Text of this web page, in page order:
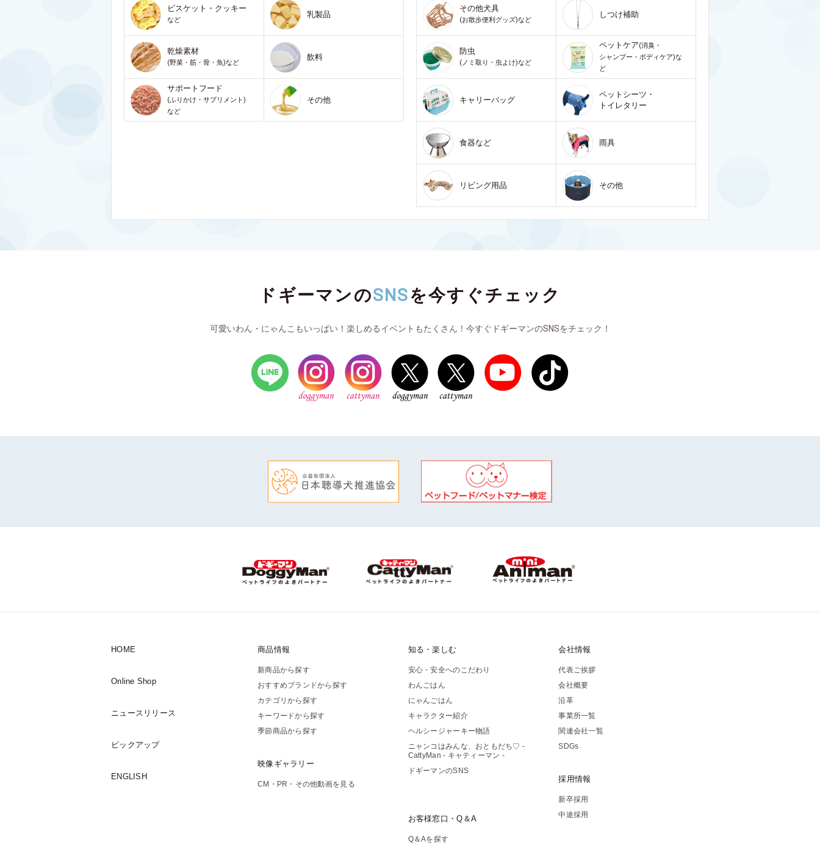
ビスケット・クッキー
など
乳製品
乾燥素材
(野菜・筋・骨・魚)など
飲料
サポートフード
(ふりかけ・サプリメント)
など
その他
その他犬具
(お散歩便利グッズ)など
しつけ補助
防虫
(ノミ取り・虫よけ)など
ペットケア(消臭・
シャンプー・ボディケア)な
ど
キャリーバッグ
ペットシーツ・
トイレタリー
食器など 雨具
リビング用品 その他
ドギーマンのSNSを今すぐチェック
可愛いわん・にゃんこもいっぱい！楽しめるイベントもたくさん！今すぐドギーマンのSNSをチェック！
HOME 商品情報
新商品から探す
おすすめブランドから探す
カテゴリから探す
キーワードから探す
季節商品から探す
映像ギャラリー
CM・PR・その他動画を見る
知る・楽しむ
安心・安全へのこだわり
わんごはん
にゃんごはん
キャラクター紹介
ヘルシージャーキー物語
ニャンコはみんな、おともだち♡ -
CattyMan - キャティーマン -
ドギーマンのSNS
お客様窓口・Q＆A
Q＆Aを探す
会社情報
代表ご挨拶
会社概要
沿革
事業所一覧
関連会社一覧
SDGs
採用情報
新卒採用
中途採用
Online Shop
ニュースリリース
ピックアップ
ENGLISH